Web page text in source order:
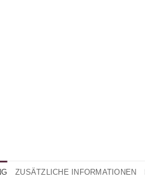
ZUSÄTZLICHE INFORMATIONEN